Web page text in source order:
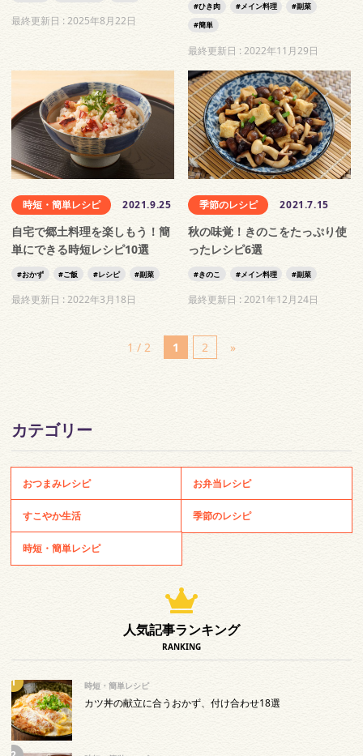
最終更新日 :2025年8月22日
ひき肉 メイン料理
副菜
簡単
最終更新日 :2022年11月29日
時短・簡単レシピ 2021.9.25
自宅で郷土料理を楽しもう！簡
単にできる時短レシピ10選
おかず ご飯 レシピ 副菜
最終更新日 :2022年3月18日
季節のレシピ 2021.7.15
秋の味覚！きのこをたっぷり使
ったレシピ6選
きのこ メイン料理 副菜
最終更新日 :2021年12月24日
1 / 2 1 2 »
カテゴリー
おつまみレシピ お弁当レシピ
すこやか生活 季節のレシピ
時短・簡単レシピ
人気記事ランキング
RANKING
時短・簡単レシピ
カツ丼の献立に合うおかず、付け合わせ18選